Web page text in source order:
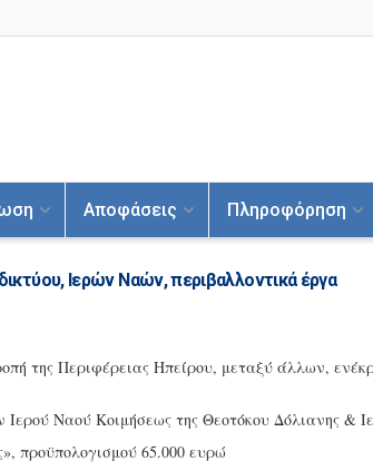
Αποφάσεις Πληροφόρηση
Ιερών Ναών, περιβαλλοντικά έργα
της Περιφέρειας Ηπείρου, μεταξύ άλλων,
Ναού Κοιμήσεως της Θεοτόκου Δόλιανης &
προϋπολογισμού 65.000 ευρώ